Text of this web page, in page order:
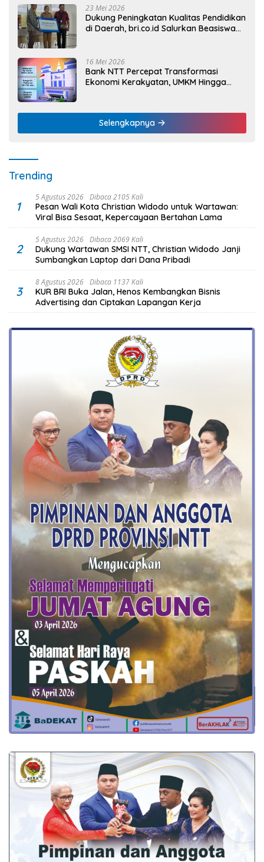
23 Mei 2026
Dukung Peningkatan Kualitas Pendidikan
di Daerah, bri.co.id Salurkan Beasiswa
16 Mei 2026
Bank NTT Percepat Transformasi
Ekonomi Kerakyatan, UMKM Hingga
Selengkapnya
Trending
1
5 Agustus 2026 Dibaca 2105 Kali
Pesan Wali Kota Christian Widodo untuk Wartawan:
Viral Bisa Sesaat, Kepercayaan Bertahan Lama
2
5 Agustus 2026 Dibaca 2069 Kali
Dukung Wartawan SMSI NTT, Christian Widodo Janji
Sumbangkan Laptop dari Dana Pribadi
3
8 Agustus 2026 Dibaca 1137 Kali
KUR BRI Buka Jalan, Henos Kembangkan Bisnis
Advertising dan Ciptakan Lapangan Kerja